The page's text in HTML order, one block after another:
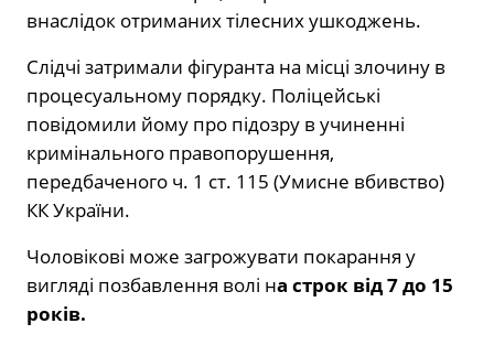
внаслідок отриманих тілесних ушкоджень.
Слідчі затримали фігуранта на місці злочину в
процесуальному порядку. Поліцейські
повідомили йому про підозру в учиненні
кримінального правопорушення,
передбаченого ч. 1 ст. 115 (Умисне вбивство)
КК України.
Чоловікові може загрожувати покарання у
вигляді позбавлення волі на строк від 7 до 15
років.